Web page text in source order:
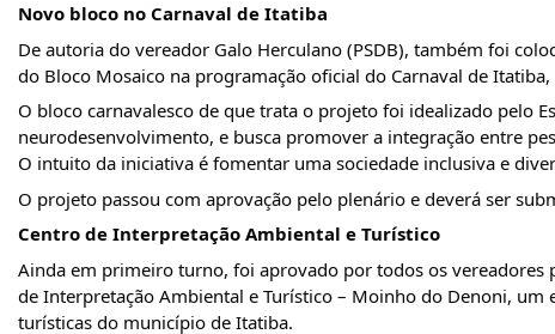
Novo bloco no Carnaval de Itatiba
De autoria do vereador Galo Herculano (PSDB), também foi
do Bloco Mosaico na programação oficial do Carnaval de
O bloco carnavalesco de que trata o projeto foi idealizado pelo
neurodesenvolvimento, e busca promover a integração entre
O intuito da iniciativa é fomentar uma sociedade inclusiva e
O projeto passou com aprovação pelo plenário e deverá ser
Centro de Interpretação Ambiental e Turístico
Ainda em primeiro turno, foi aprovado por todos os
de Interpretação Ambiental e Turístico – Moinho do Denoni,
turísticas do município de Itatiba.